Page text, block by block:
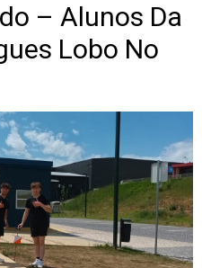
– Alunos Da
Lobo No